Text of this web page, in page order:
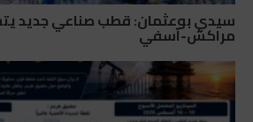
سيدي بوعثمان: قطب صناعي جديد
مراكش-آسفي